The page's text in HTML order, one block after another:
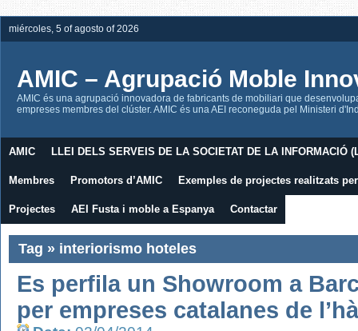
miércoles, 5 of agosto of 2026
AMIC – Agrupació Moble
AMIC és una agrupació innovadora de fabricants de mobiliari que
empreses membres del clúster. AMIC és una AEI reconeguda pel Ministeri
AMIC LLEI DELS SERVEIS DE LA SOCIETAT DE LA INFORMACIÓ
Membres Promotors d’AMIC Exemples de projectes realitzats
Projectes AEI Fusta i moble a Espanya Contactar
Tag » interiorismo hoteles
Es perfila un Showroom a
per empreses catalanes de